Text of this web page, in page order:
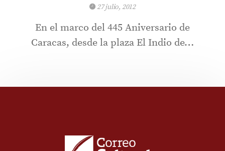
27 julio, 2012
En el marco del 445 Aniversario de
Caracas, desde la plaza El Indio de…